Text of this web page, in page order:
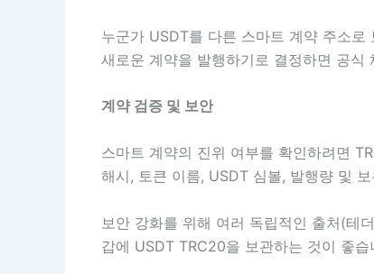
누군가 USDT를 다른 스마트 계약 주소
새로운 계약을 발행하기로 결정하면 공식
계약 검증 및 보안
스마트 계약의 진위 여부를 확인하려면
해시, 토큰 이름, USDT 심볼, 발행량 및
보안 강화를 위해 여러 독립적인 출처(테
갑에 USDT TRC20을 보관하는 것이 좋습